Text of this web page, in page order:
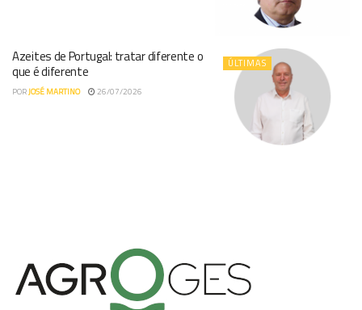
ÚLTIMAS
Azeites de Portugal: tratar diferente o
que é diferente
PORJOSÉ MARTINO 26/07/2026